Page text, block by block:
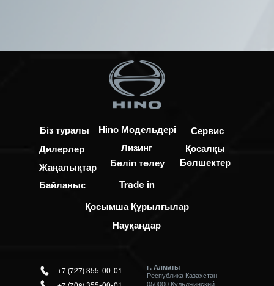
г. Алматы
Республика Казахстан
+7 (727) 355-00-01
Біз туралы
Дилерлер
Жаңалықтар
Байланыс
Қосалқы
Бөлшектер
Сервис
Бөліп төлеу
Лизинг
Hino Модельдері
Trade in
Қосымша Құрылғылар
Науқандар